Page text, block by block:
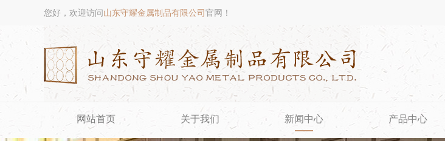
您好，欢迎访问山东守耀金属制品有限公司官网！
网站首页 关于我们 新闻中心 产品中心